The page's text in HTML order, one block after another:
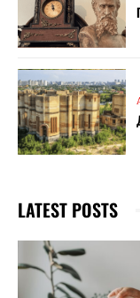
LATEST POSTS